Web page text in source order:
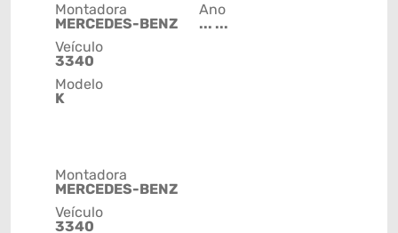
Montadora
MERCEDES-BENZ
Veículo
3340
Modelo
K
Ano
... ...
Montadora
MERCEDES-BENZ
Veículo
3340